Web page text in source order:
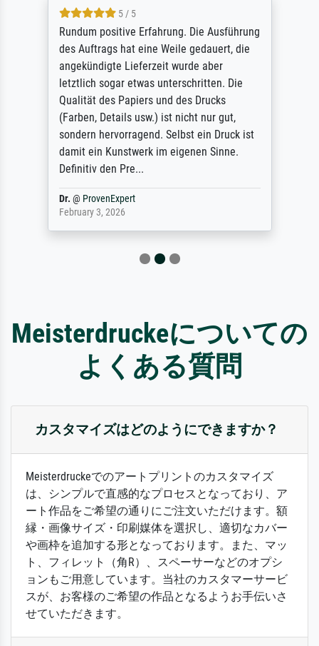
5 / 5
Rundum positive Erfahrung. Die Ausführung
des Auftrags hat eine Weile gedauert, die
angekündigte Lieferzeit wurde aber
letztlich sogar etwas unterschritten. Die
Qualität des Papiers und des Drucks
(Farben, Details usw.) ist nicht nur gut,
sondern hervorragend. Selbst ein Druck ist
damit ein Kunstwerk im eigenen Sinne.
Definitiv den Pre...
Dr. @ ProvenExpert
February 3, 2026
Meisterdruckeについての
よくある質問
カスタマイズはどのようにできますか？
Meisterdruckeでのアートプリントのカスタマイズ
は、シンプルで直感的なプロセスとなっており、ア
ート作品をご希望の通りにご注文いただけます。額
縁・画像サイズ・印刷媒体を選択し、適切なカバー
や画枠を追加する形となっております。また、マッ
ト、フィレット（角R）、スペーサーなどのオプシ
ョンもご用意しています。当社のカスタマーサービ
スが、お客様のご希望の作品となるようお手伝いさ
せていただきます。